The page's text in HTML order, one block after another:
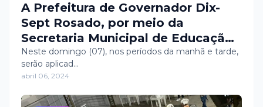
A Prefeitura de Governador Dix-
Sept Rosado, por meio da
Secretaria Municipal de Educação,
está assegurando transporte
gratuito para os participantes de
mais uma etapa do concurso da
Prefeitura de Mossoró.
Neste domingo (07), nos períodos da manhã e tarde,
serão aplicad…
abril 06, 2024